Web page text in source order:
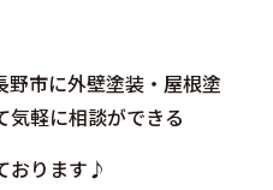
市に外壁塗装・屋根塗
気軽に相談ができる
おります♪